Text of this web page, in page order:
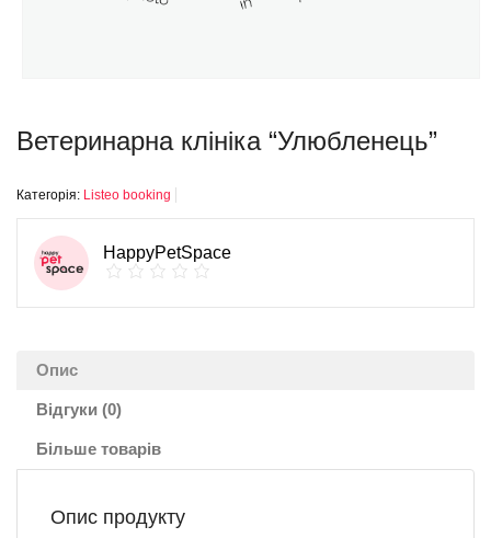
Ветеринарна клініка “Улюбленець”
Категорія: Listeo booking
HappyPetSpace
Опис
Відгуки (0)
Більше товарів
Опис продукту